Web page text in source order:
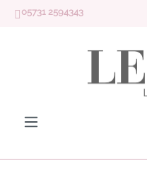
Zum Hauptinhalt springen
05731 2594343